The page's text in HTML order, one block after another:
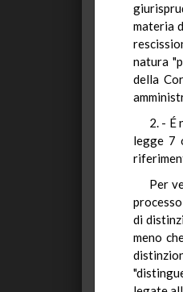
materia
natura
della
2. - É
legge 7
Per
di
meno